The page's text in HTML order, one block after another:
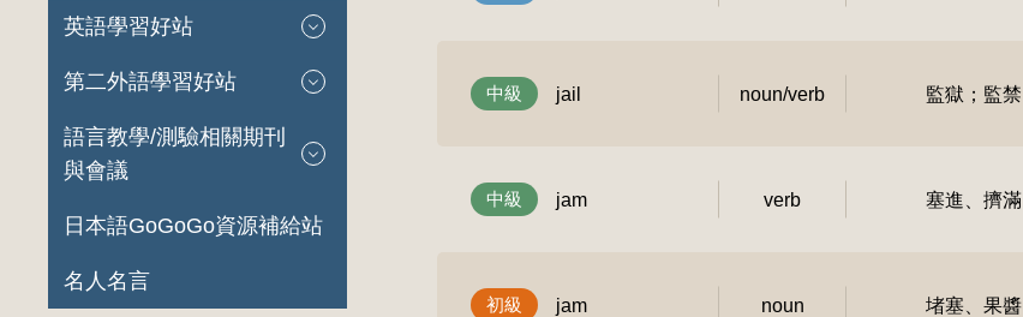
英語學習好站
第二外語學習好站
語言教學/測驗相關期刊
與會議
日本語GoGoGo資源補給站
名人名言
中級 jail noun/verb 監獄；監禁
中級 jam verb 塞進、擠滿
初級 jam noun 堵塞、果醬